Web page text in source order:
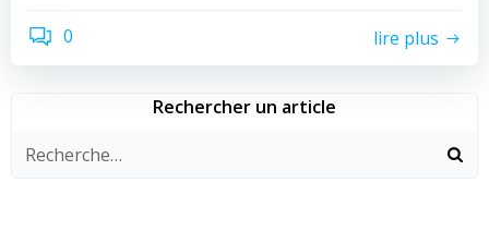
0 lire plus
Rechercher un article